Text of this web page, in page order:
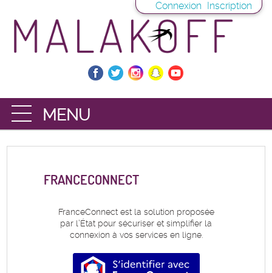
Connexion Inscription
Ouvrir le menu
DÉMARCHES
FRANCECONNECT
FranceConnect est la solution proposée
par l’État pour sécuriser et simplifier la
connexion à vos services en ligne.
S’identifier avec